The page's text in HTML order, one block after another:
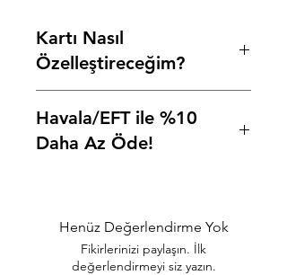
Kartı Nasıl
Özelleştireceğim?
bulunan özelliştirme alanlarına,
başlıklarında yazan bilgileri sırasıyla
Havala/EFT ile %10
Daha Az Öde!
ile %10 daha az ödeyerek istediğiniz
ürüne sahip olabilirsiniz.
Henüz Değerlendirme Yok
Fikirlerinizi paylaşın. İlk
değerlendirmeyi siz yazın.